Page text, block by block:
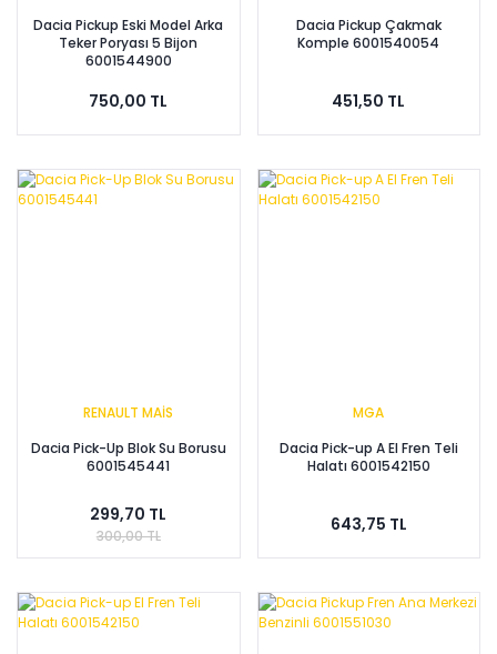
Dacia Pickup Eski Model Arka
Teker Poryası 5 Bijon
6001544900
750,00 TL
Dacia Pickup Çakmak
Komple 6001540054
451,50 TL
RENAULT MAİS
Dacia Pick-Up Blok Su Borusu
6001545441
299,70 TL
300,00 TL
MGA
Dacia Pick-up A El Fren Teli
Halatı 6001542150
643,75 TL